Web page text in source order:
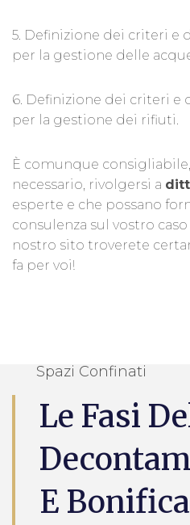
5. Definizione dei criteri e
per la gestione delle
6. Definizione dei criteri e
per la gestione dei rifiuti.
È comunque
necessario, rivolgersi a
esperte e che possano
consulenza sul vostro caso
nostro sito troverete
fa per voi!
Spazi Confinati
Le Fasi
E